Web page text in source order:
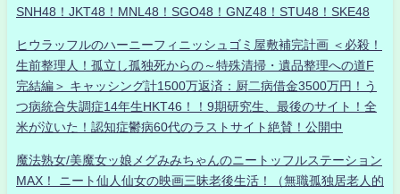
SNH48！JKT48！MNL48！SGO48！GNZ48！STU48！SKE48
ヒウラッフルのハーニーフィニッシュゴミ屋敷補完計画 ＜必殺！
生前整理人！孤立し孤独死からの～特殊清掃・遺品整理への道F
完結編＞ キャッシング計1500万返済：厨二病借金3500万円！う
つ病統合失調症14年生HKT46！！9期研究生、最後のサイト！全
米が泣いた！認知症鬱病60代のラストサイト絶賛！公開中
魔法熟女/美魔女ッ娘メグみみちゃんのニートッフルステーション
MAX！ ニート仙人仙女の映画三昧老後生活！（無職孤独居老人的